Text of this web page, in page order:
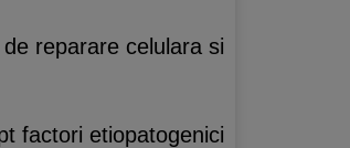
reparare celulara si
factori etiopatogenici